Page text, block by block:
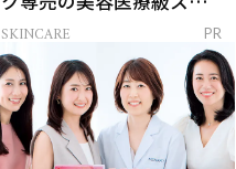
ンケア」
SKINCARE PR